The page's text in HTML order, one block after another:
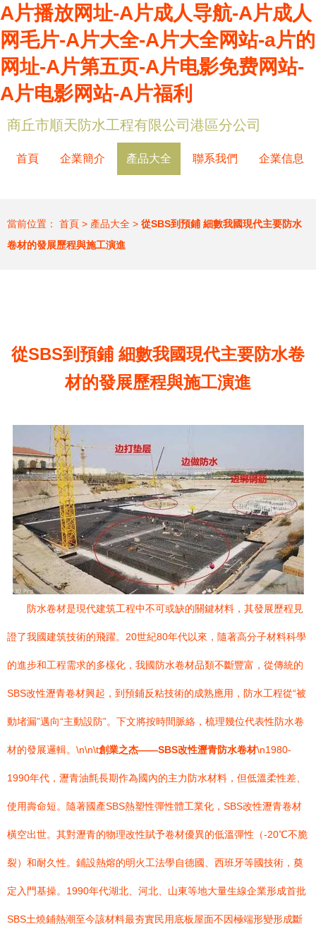
A片播放网址-A片成人导航-A片成人
网毛片-A片大全-A片大全网站-a片的
网址-A片第五页-A片电影免费网站-
A片电影网站-A片福利
商丘市順天防水工程有限公司港區分公司
首頁 企業簡介 產品大全 聯系我們 企業信息
當前位置： 首頁 > 產品大全 > 從SBS到預鋪 細數我國現代主要防水
卷材的發展歷程與施工演進
從SBS到預鋪 細數我國現代主要防水卷
材的發展歷程與施工演進
防水卷材是現代建筑工程中不可或缺的關鍵材料，其發展歷程見
證了我國建筑技術的飛躍。20世紀80年代以來，隨著高分子材料科學
的進步和工程需求的多樣化，我國防水卷材品類不斷豐富，從傳統的
SBS改性瀝青卷材興起，到預鋪反粘技術的成熟應用，防水工程從“被
動堵漏”邁向“主動設防”。下文將按時間脈絡，梳理幾位代表性防水卷
材的發展邏輯。\n\n\t創業之杰——SBS改性瀝青防水卷材\n1980-
1990年代，瀝青油氈長期作為國內的主力防水材料，但低溫柔性差、
使用壽命短。隨著國產SBS熱塑性彈性體工業化，SBS改性瀝青卷材
橫空出世。其對瀝青的物理改性賦予卷材優異的低溫彈性（-20℃不脆
裂）和耐久性。鋪設熱熔的明火工法學自德國、西班牙等國技術，奠
定入門基操。1990年代湖北、河北、山東等地大量生線企業形成首批
SBS土燒鋪熱潮至今該材料最夯實民用底板屋面不因極端形變形成斷